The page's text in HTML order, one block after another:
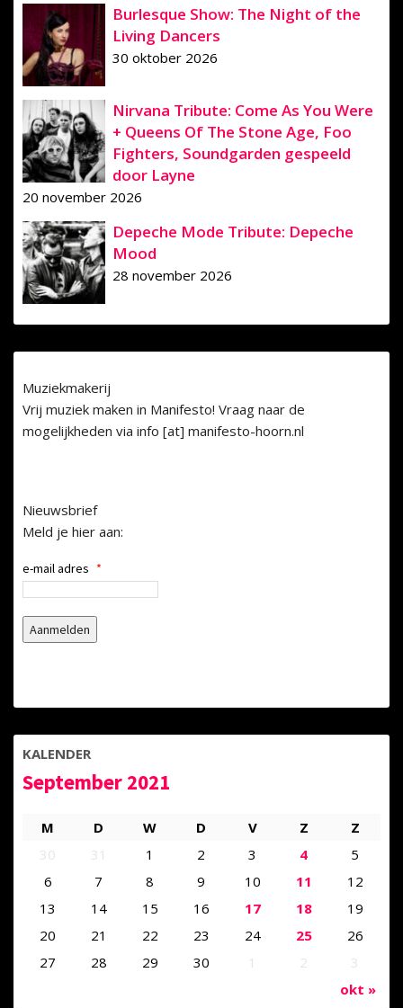
Burlesque Show: The Night of the
Living Dancers
30 oktober 2026
Nirvana Tribute: Come As You Were
+ Queens Of The Stone Age, Foo
Fighters, Soundgarden gespeeld
door Layne
20 november 2026
Depeche Mode Tribute: Depeche
Mood
28 november 2026
Muziekmakerij
Vrij muziek maken in Manifesto! Vraag naar de
mogelijkheden via info [at] manifesto-hoorn.nl
Nieuwsbrief
Meld je hier aan:
e-mail adres *
KALENDER
September 2021
okt »
M D W D V Z
Z
30
31 1 2 3 4
5
6
7 8 9 10 11
12
13
14 15 16 17 18
19
20
21 22 23 24 25
26
27
28 29 30 1 2 3